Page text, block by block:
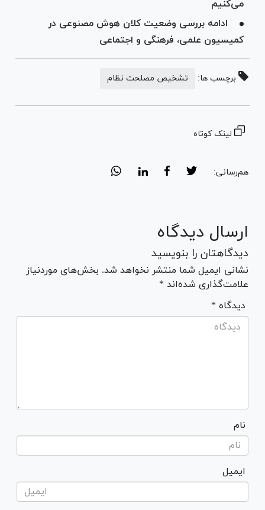
می‌کنیم
ادامه بررسی وضعیت کلان هوش مصنوعی در
کمیسیون علمی، فرهنگی و اجتماعی
برچسب ها: تشخیص مصلحت نظام
لینک کوتاه
هم‌رسانی:
ارسال دیدگاه
دیدگاهتان را بنویسید
نشانی ایمیل شما منتشر نخواهد شد. بخش‌های موردنیاز
علامت‌گذاری شده‌اند *
* دیدگاه
نام
ایمیل